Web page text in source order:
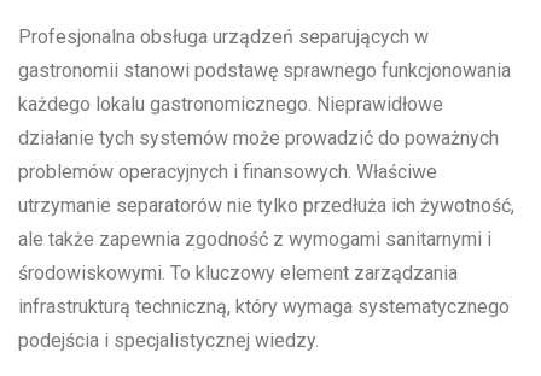
Profesjonalna obsługa urządzeń separujących w
gastronomii stanowi podstawę sprawnego funkcjonowania
każdego lokalu gastronomicznego. Nieprawidłowe
działanie tych systemów może prowadzić do poważnych
problemów operacyjnych i finansowych. Właściwe
utrzymanie separatorów nie tylko przedłuża ich żywotność,
ale także zapewnia zgodność z wymogami sanitarnymi i
środowiskowymi. To kluczowy element zarządzania
infrastrukturą techniczną, który wymaga systematycznego
podejścia i specjalistycznej wiedzy.